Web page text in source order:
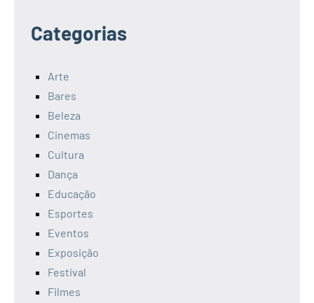
Categorias
Arte
Bares
Beleza
Cinemas
Cultura
Dança
Educação
Esportes
Eventos
Exposição
Festival
Filmes